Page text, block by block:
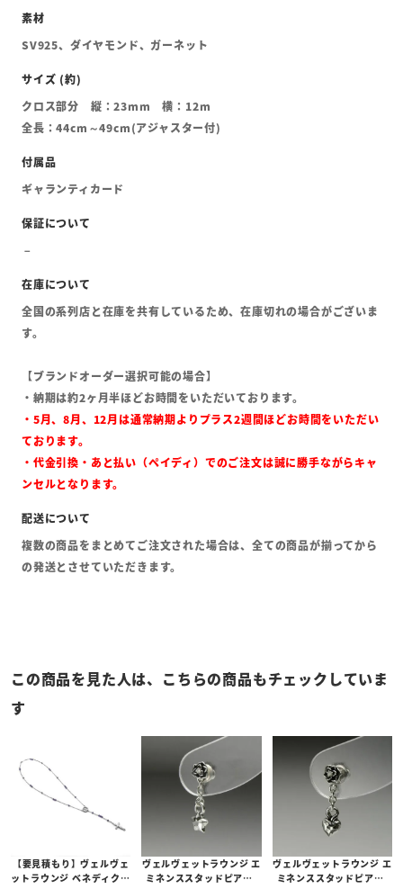
SV925、ダイヤモンド、ガーネット
クロス部分 縦：23mm 横：12m
全長：44cm～49cm(アジャスター付)
ギャランティカード
全国の系列店と在庫を共有しているため、在庫切れの場合がございま
す。
【ブランドオーダー選択可能の場合】
・納期は約2ヶ月半ほどお時間をいただいております。
・5月、8月、12月は通常納期よりプラス2週間ほどお時間をいただい
ております。
・代金引換・あと払い（ペイディ）でのご注文は誠に勝手ながらキャ
ンセルとなります。
複数の商品をまとめてご注文された場合は、全ての商品が揃ってから
の発送とさせていただきます。
この商品を見た人は、こちらの商品もチェックしていま
す
【要見積もり】ヴェルヴェ
ットラウンジ ベネディクシ
ヴェルヴェットラウンジ エ
ミネンススタッドピアス/
ヴェルヴェットラウンジ エ
ミネンススタッドピアス/